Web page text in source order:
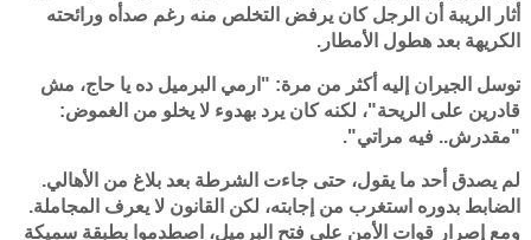
أثار الريبة أن الرجل كان يرفض التخلص منه رغم صدأه ورائحته
الكريهة بعد هطول الأمطار.
توسل الجيران إليه أكثر من مرة: "ارمي البرميل ده يا حاج، مش
قادرين على الريحة"، لكنه كان يرد بهدوء لا يخلو من الغموض:
"مقدرش.. فيه مراتي".
لم يصدق أحد ما يقول، حتى جاءت الشرطة بعد بلاغ من الأهالي.
الضابط بدوره استغرب من إجابته، لكن القانون لا يعرف المجاملة.
ومع إصرار قوات الأمن على فتح البرميل، اصطدموا بطبقة سميكة